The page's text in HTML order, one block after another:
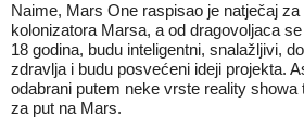
Naime, Mars One raspisao je natječaj
kolonizatora Marsa, a od dragovoljaca
18 godina, budu inteligentni, snalažljivi,
zdravlja i budu posvećeni ideji projekta.
odabrani putem neke vrste reality showa
za put na Mars.